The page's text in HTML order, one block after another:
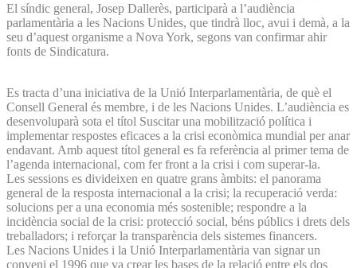
El síndic general, Josep Dallerès, participarà a l’audiència
parlamentària a les Nacions Unides, que tindrà lloc, avui i demà, a la
seu d’aquest organisme a Nova York, segons van confirmar ahir
fonts de Sindicatura.
Es tracta d’una iniciativa de la Unió Interparlamentària, de què el
Consell General és membre, i de les Nacions Unides. L’audiència es
desenvoluparà sota el títol Suscitar una mobilització política i
implementar respostes eficaces a la crisi econòmica mundial per anar
endavant. Amb aquest títol general es fa referència al primer tema de
l’agenda internacional, com fer front a la crisi i com superar-la.
Les sessions es divideixen en quatre grans àmbits: el panorama
general de la resposta internacional a la crisi; la recuperació verda:
solucions per a una economia més sostenible; respondre a la
incidència social de la crisi: protecció social, béns públics i drets dels
treballadors; i reforçar la transparència dels sistemes financers.
Les Nacions Unides i la Unió Interparlamentària van signar un
conveni el 1996 que va crear les bases de la relació entre els dos